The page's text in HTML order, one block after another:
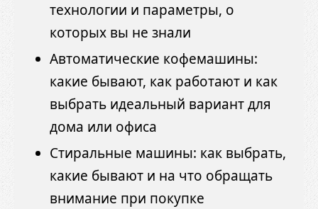
технологии и параметры, о
которых вы не знали
Автоматические кофемашины:
какие бывают, как работают и как
выбрать идеальный вариант для
дома или офиса
Стиральные машины: как выбрать,
какие бывают и на что обращать
внимание при покупке